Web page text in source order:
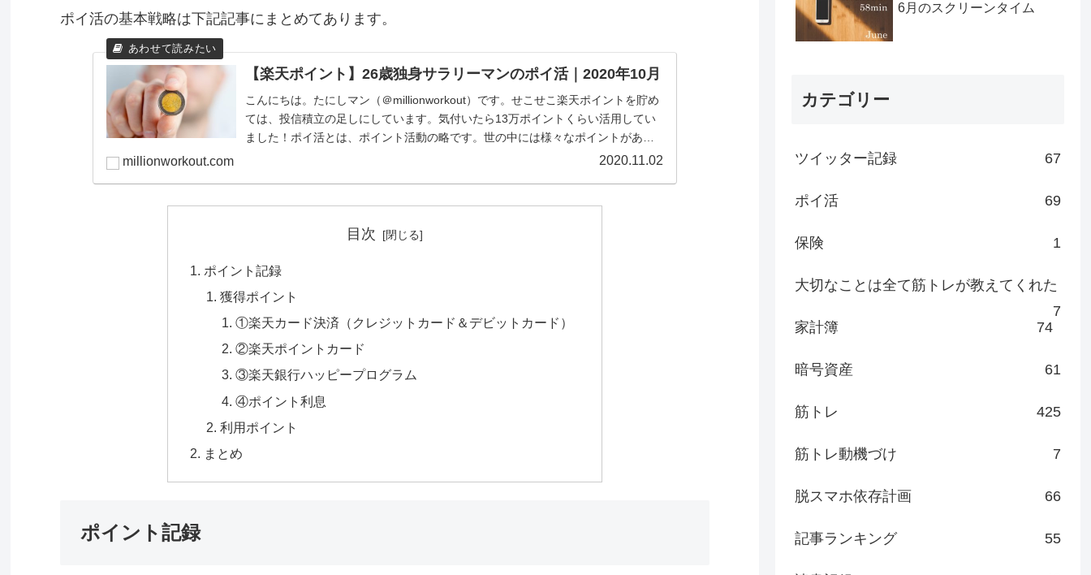
ポイ活の基本戦略は下記記事にまとめてあります。
【楽天ポイント】26歳独身サラリーマンのポイ活｜2020年10月
こんにちは。たにしマン（＠millionworkout）です。せこせこ楽天ポイントを貯め
ては、投信積立の足しにしています。気付いたら13万ポイントくらい活用してい
ました！ポイ活とは、ポイント活動の略です。世の中には様々なポイントがあり
millionworkout.com 2020.11.02
目次
ポイント記録
獲得ポイント
①楽天カード決済（クレジットカード＆デビットカード）
②楽天ポイントカード
③楽天銀行ハッピープログラム
④ポイント利息
利用ポイント
まとめ
ポイント記録
6月のスクリーンタイム
カテゴリー
ツイッター記録 67
ポイ活 69
保険 1
大切なことは全て筋トレが教えてくれた
7
家計簿
74
暗号資産 61
筋トレ 425
筋トレ動機づけ 7
脱スマホ依存計画 66
記事ランキング 55